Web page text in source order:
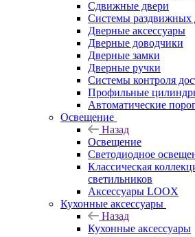
Сдвижные двери
Системы раздвижных
Дверные аксессуары
Дверные доводчики
Дверные замки
Дверные ручки
Системы контроля
Профильные
Автоматические
Освещение
Назад
Освещение
Светодиодное
Классическая
светильников
Аксессуары LOOX
Кухонные аксессуары
Назад
Кухонные аксессуары